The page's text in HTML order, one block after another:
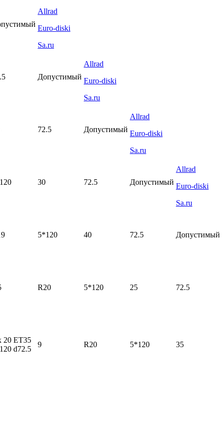
Allrad
Euro-diski
Sa.ru
Допустимый
Allrad
Euro-diski
Sa.ru
72.5 Допустимый
Allrad
Euro-diski
Sa.ru
30 72.5 Допустимый
Allrad
Euro-diski
Sa.ru
5*120 40 72.5 Допустимый
R20 5*120 25 72.5
20 ET35
d72.5
9 R20 5*120 35